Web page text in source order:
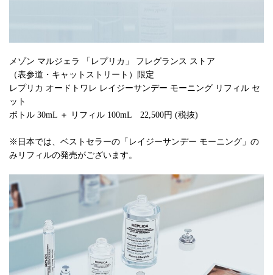
メゾン マルジェラ 「レプリカ」 フレグランス ストア
（表参道・キャットストリート）限定
レプリカ オードトワレ レイジーサンデー モーニング リフィル セ
ット
ボトル 30mL ＋ リフィル 100mL 22,500円 (税抜)
※日本では、ベストセラーの「レイジーサンデー モーニング」の
みリフィルの発売がございます。